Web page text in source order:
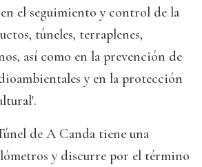
el seguimiento y control de la
túneles, terraplenes,
así como en la prevención de
y en la protección
de A Canda tiene una
y discurre por el término